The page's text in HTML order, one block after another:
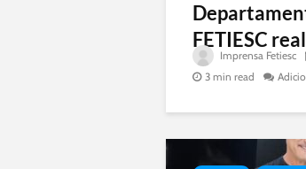
FETIESC
Imprensa Fetiesc
3 min read